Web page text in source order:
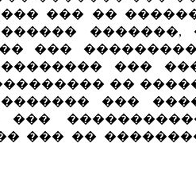
��� ��
���
���
��
���
��� ��